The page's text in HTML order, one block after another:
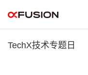
TechX技术专题日